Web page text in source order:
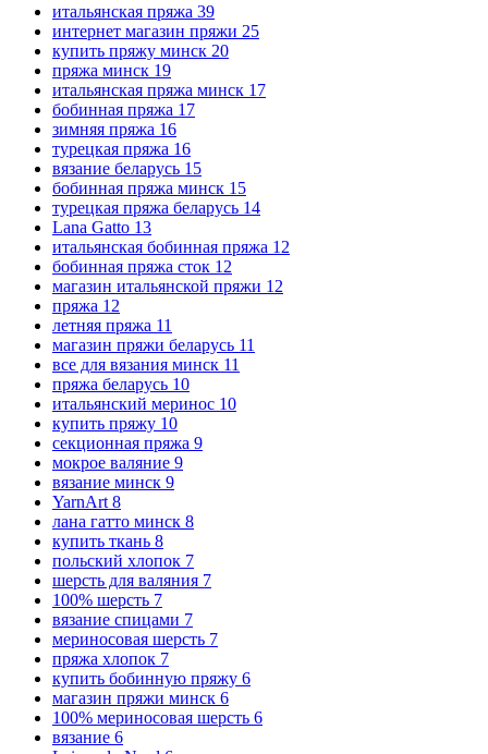
итальянская пряжа 39
интернет магазин пряжи 25
купить пряжу минск 20
пряжа минск 19
итальянская пряжа минск 17
бобинная пряжа 17
зимняя пряжа 16
турецкая пряжа 16
вязание беларусь 15
бобинная пряжа минск 15
турецкая пряжа беларусь 14
Lana Gatto 13
итальянская бобинная пряжа 12
бобинная пряжа сток 12
магазин итальянской пряжи 12
пряжа 12
летняя пряжа 11
магазин пряжи беларусь 11
все для вязания минск 11
пряжа беларусь 10
итальянский меринос 10
купить пряжу 10
секционная пряжа 9
мокрое валяние 9
вязание минск 9
YarnArt 8
лана гатто минск 8
купить ткань 8
польский хлопок 7
шерсть для валяния 7
100% шерсть 7
вязание спицами 7
мериносовая шерсть 7
пряжа хлопок 7
купить бобинную пряжу 6
магазин пряжи минск 6
100% мериносовая шерсть 6
вязание 6